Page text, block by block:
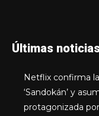
Últimas
Netflix confirma
‘Sandokán’ y
protagonizada